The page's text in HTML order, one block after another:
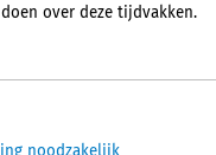
over deze tijdvakken.